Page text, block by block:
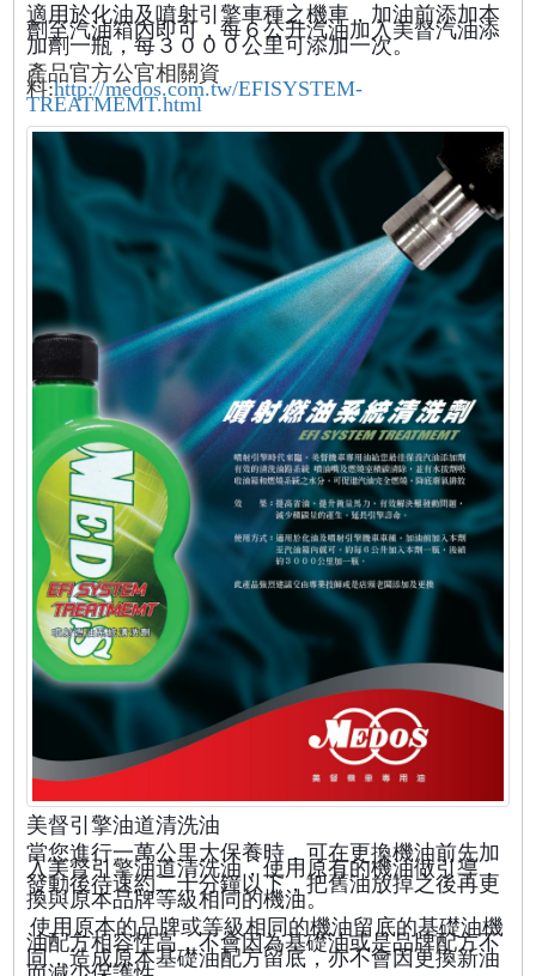
適用於化油及噴射引擎車種之機車，加油前添加本
劑至汽油箱內即可，每６公升汽油加入美督汽油添
加劑一瓶，每３０００公里可添加一次。
產品官方公官相關資
料:http://medos.com.tw/EFISYSTEM-
TREATMEMT.html
美督引擎油道清洗油
當您進行一萬公里大保養時，可在更換機油前先加
入美督引擎油道清洗油，使用原有的機油做引導，
發動後待速約二十分鐘以下，把舊油放掉之後再更
換與原本品牌等級相同的機油。
使用原本的品牌或等級相同的機油留底的基礎油機
油配方相容性高，不會因為基礎油或是品牌配方不
同，造成原本基礎油配方留底，亦不會因更換新油